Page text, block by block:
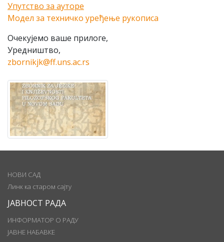
Упутство за ауторе
Модел за техничко уређење рукописа
Очекујемо ваше прилоге,
Уредништво,
zbornikjk@ff.uns.ac.rs
НОВИ САД
Линк ка старом сајту
ЈАВНОСТ РАДА
ИНФОРМАТОР О РАДУ
ЈАВНЕ НАБАВКЕ